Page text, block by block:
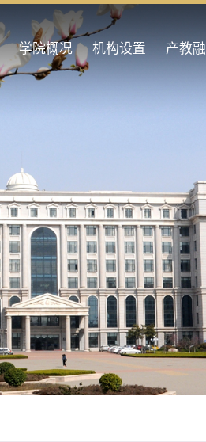
学院概况 机构设置 产教